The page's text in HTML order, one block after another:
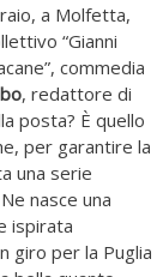
a Molfetta,
“Gianni
commedia
, redattore di
posta? È quello
per garantire la
una serie
nasce una
ispirata
giro per la Puglia